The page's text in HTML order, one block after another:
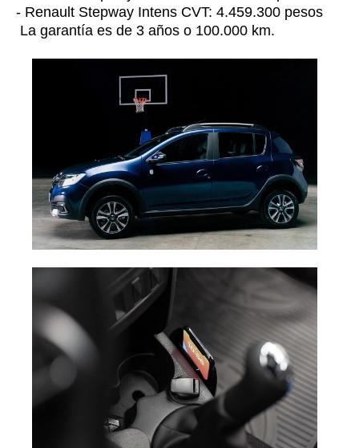
- Renault Stepway Intens CVT: 4.459.300 pesos
La garantía es de 3 años o 100.000 km.